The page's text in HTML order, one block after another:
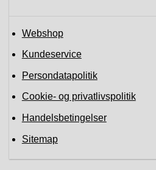
Webshop
Kundeservice
Persondatapolitik
Cookie- og privatlivspolitik
Handelsbetingelser
Sitemap